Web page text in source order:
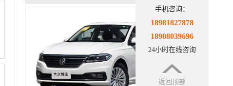
手机咨询：
18981827878
18908039696
24小时在线咨询
返回顶部